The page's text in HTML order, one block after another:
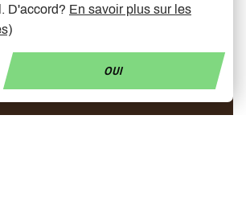
D'accord? En savoir plus sur les
OUI